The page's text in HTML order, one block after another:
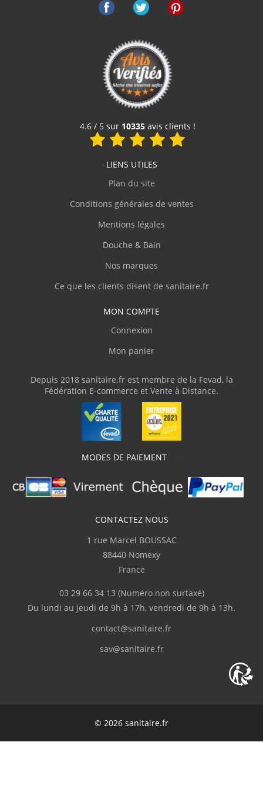
Receveur de douche 80x80 Pizarra 1/4 de Rond Graphite
Voir le produit
4.6 / 5 sur 10335avis clients !
LIENS UTILES
Plan du site
Conditions générales de ventes
Mentions légales
Douche & Bain
Nos marques
Ce que les clients disent de sanitaire.fr
MON COMPTE
Connexion
Mon panier
Depuis 2018 sanitaire.fr est membre de la Fevad, la
Fédération E-commerce et Vente à Distance.
MODES DE PAIEMENT
CONTACTEZ NOUS
1 rue Marcel BOUSSAC
88440 Nomexy
France
03 29 66 34 13 (Numéro non surtaxé)
Du lundi au jeudi de 9h à 17h, vendredi de 9h à 13h.
contact@sanitaire.fr
sav@sanitaire.fr
© 2026 sanitaire.fr